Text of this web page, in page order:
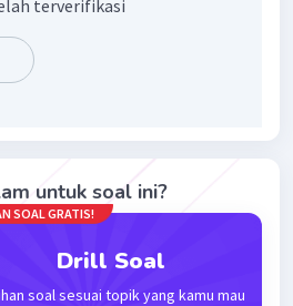
terverifikasi
untuk soal ini?
SOAL GRATIS!
Drill Soal
soal sesuai topik yang kamu mau